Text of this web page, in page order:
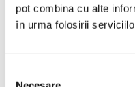
pot combina cu alte
în urma folosirii
Limba Engleză